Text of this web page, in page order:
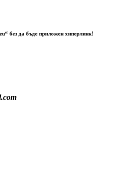
без да бъде приложен хиперлинк!